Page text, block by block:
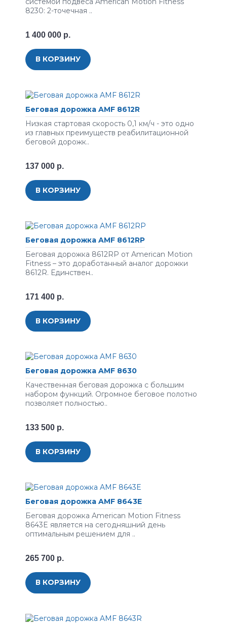
8230: 2-точечная ..
1 400 000 р.
В КОРЗИНУ
Беговая дорожка AMF 8612R
Низкая стартовая скорость 0,1 км/ч - это одно
из главных преимуществ реабилитационной
беговой дорожк..
137 000 р.
В КОРЗИНУ
Беговая дорожка AMF 8612RP
Беговая дорожка 8612RP от American Motion
Fitness – это доработанный аналог дорожки
8612R. Единствен..
171 400 р.
В КОРЗИНУ
Беговая дорожка AMF 8630
Качественная беговая дорожка с большим
набором функций. Огромное беговое полотно
позволяет полностью..
133 500 р.
В КОРЗИНУ
Беговая дорожка AMF 8643E
Беговая дорожка American Motion Fitness
8643E является на сегодняшний день
оптимальным решением для ..
265 700 р.
В КОРЗИНУ